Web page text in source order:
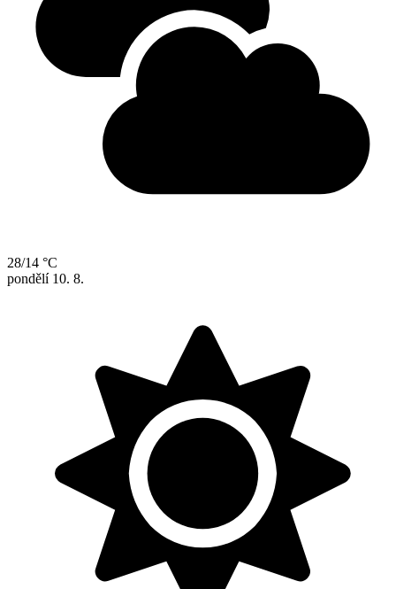
28/14 °C
pondělí 10. 8.